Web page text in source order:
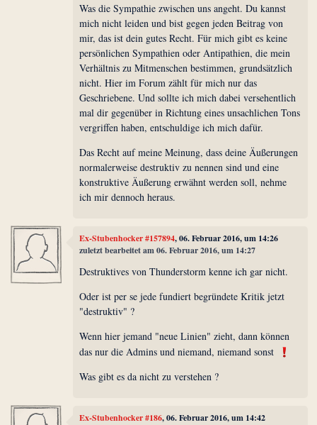
Was die Sympathie zwischen uns angeht. Du kannst
mich nicht leiden und bist gegen jeden Beitrag von
mir, das ist dein gutes Recht. Für mich gibt es keine
persönlichen Sympathien oder Antipathien, die mein
Verhältnis zu Mitmenschen bestimmen, grundsätzlich
nicht. Hier im Forum zählt für mich nur das
Geschriebene. Und sollte ich mich dabei versehentlich
mal dir gegenüber in Richtung eines unsachlichen Tons
vergriffen haben, entschuldige ich mich dafür.
Das Recht auf meine Meinung, dass deine Äußerungen
normalerweise destruktiv zu nennen sind und eine
konstruktive Äußerung erwähnt werden soll, nehme
ich mir dennoch heraus.
Ex-Stubenhocker #157894, 06. Februar 2016, um 14:26
zuletzt bearbeitet am 06. Februar 2016, um 14:27
Destruktives von Thunderstorm kenne ich gar nicht.
Oder ist per se jede fundiert begründete Kritik jetzt
"destruktiv" ?
Wenn hier jemand "neue Linien" zieht, dann können
das nur die Admins und niemand, niemand sonst
Was gibt es da nicht zu verstehen ?
Ex-Stubenhocker #186, 06. Februar 2016, um 14:42